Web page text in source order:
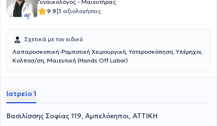
Γυναικολόγος - Μαιευτήρας
9.9|3 αξιολογήσεις
Σχετικά με τον ειδικό
Λαπαροσκοπική-Ρομποτική Χειρουργική, Υστεροσκόπηση, Υπέρηχοι,
Κολποσ/ση, Μαιευτική (Hands Off Labor)
Ιατρείο 1
Βασιλίσσης Σοφίας 119, Αμπελόκηποι, ΑΤΤΙΚΗ